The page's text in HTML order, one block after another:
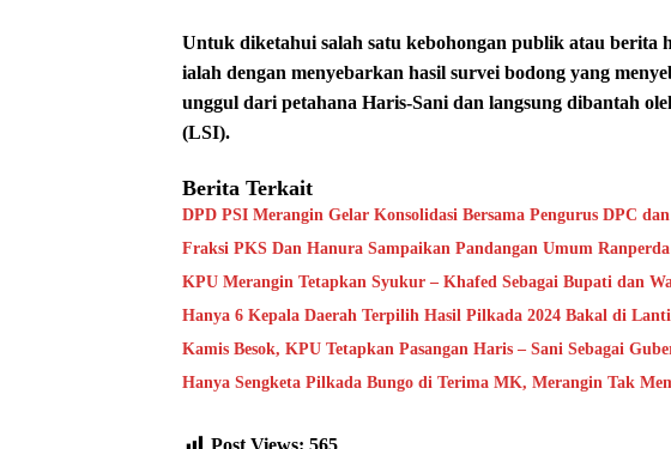
Untuk diketahui salah satu kebohongan publik atau berita
ialah dengan menyebarkan hasil survei bodong yang
unggul dari petahana Haris-Sani dan langsung dibantah
(LSI).
Berita Terkait
DPD PSI Merangin Gelar Konsolidasi Bersama Pengurus DPC
Fraksi PKS Dan Hanura Sampaikan Pandangan Umum Ranperda
KPU Merangin Tetapkan Syukur – Khafed Sebagai Bupati dan
Hanya 6 Kepala Daerah Terpilih Hasil Pilkada 2024 Bakal di
Kamis Besok, KPU Tetapkan Pasangan Haris – Sani Sebagai
Hanya Sengketa Pilkada Bungo di Terima MK, Merangin Tak
Post Views: 565